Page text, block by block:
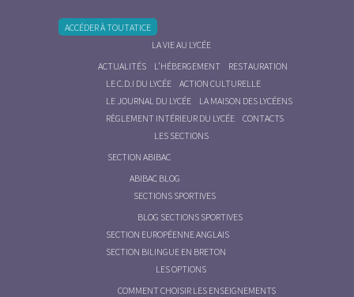
ACCÉDER À TOUTATICE
LA VIE AU LYCÉE
ACTUALITÉS
L’HÉBERGEMENT
RESTAURATION
LE C.D.I DU LYCÉE
ACTION CULTURELLE
LE JOURNAL DU LYCÉE
LA MAISON DES LYCÉENS
RÈGLEMENT INTÉRIEUR DU LYCÉE
CONTACTS
LES SECTIONS
SECTION ABIBAC
ABIBAC BLOG
SECTIONS SPORTIVES
BLOG SECTIONS SPORTIVES
SECTION EUROPÉENNE ANGLAIS
SECTION BILINGUE EN BRETON
LES OPTIONS
COMMENT CHOISIR LES ENSEIGNEMENTS